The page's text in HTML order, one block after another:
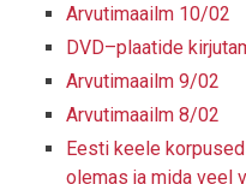
Arvutimaailm 10/02
DVD–plaatide
Arvutimaailm 9/02
Arvutimaailm 8/02
Eesti keele
olemas ja mida veel